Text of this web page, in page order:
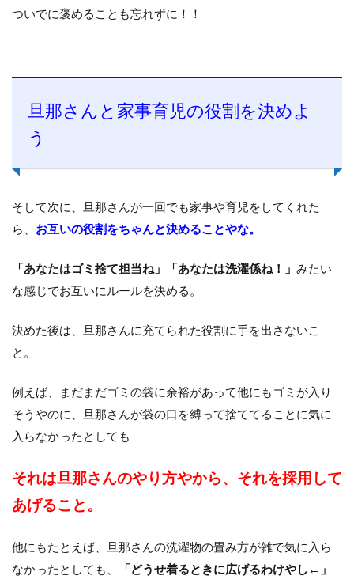
ついでに褒めることも忘れずに！！
旦那さんと家事育児の役割を決めよ
う
そして次に、旦那さんが一回でも家事や育児をしてくれた
ら、 お互いの役割をちゃんと決めることやな。
「あなたはゴミ捨て担当ね」「あなたは洗濯係ね！」 みたい
な感じでお互いにルールを決める。
決めた後は、旦那さんに充てられた役割に手を出さないこ
と。
例えば、まだまだゴミの袋に余裕があって他にもゴミが入り
そうやのに、旦那さんが袋の口を縛って捨ててることに気に
入らなかったとしても
それは旦那さんのやり方やから、それを採用して
あげること。
他にもたとえば、旦那さんの洗濯物の畳み方が雑で気に入ら
なかったとしても、
「どうせ着るときに広げるわけやし←」